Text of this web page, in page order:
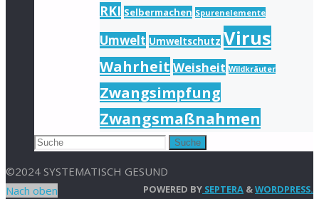
RKI Selbermachen Spurenelemente
Umwelt Umweltschutz Virus
Wahrheit Weisheit Wildkräuter
Zwangsimpfung
Zwangsmaßnahmen
Suche
©2024 SYSTEMATISCH GESUND
POWERED BY SEPTERA &WORDPRESS.
Nach oben